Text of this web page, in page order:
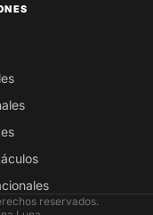
reservados.